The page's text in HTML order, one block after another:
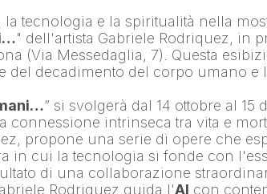
tecnologia e la spiritualità nella
" dell'artista Gabriele Rodriquez
(Via Messedaglia, 7). Questa
del decadimento del corpo umano e
” si svolgerà dal 14 ottobre al 15
connessione intrinseca tra vita e
propone una serie di opere che
in cui la tecnologia si fonde con
di una collaborazione
Rodriquez guida l'AI con